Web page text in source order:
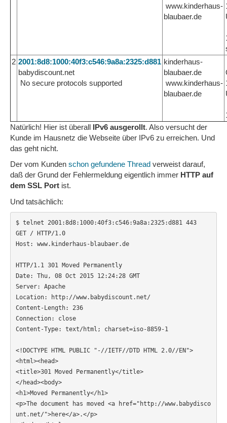
www.kinderhaus-
blaubaer.de
2 2001:8d8:1000:40f3:c546:9a8a:2325:d881
babydiscount.net
No secure protocols supported
kinderhaus-
blaubaer.de
www.kinderhaus-
blaubaer.de
Natürlich! Hier ist überall IPv6 ausgerollt. Also versucht der
Kunde im Hausnetz die Webseite über IPv6 zu erreichen. Und
das geht nicht.
Der vom Kunden schon gefundene Thread verweist darauf,
daß der Grund der Fehlermeldung eigentlich immer HTTP auf
dem SSL Port ist.
Und tatsächlich:
$ telnet 2001:8d8:1000:40f3:c546:9a8a:2325:d881 443
GET / HTTP/1.0
Host: www.kinderhaus-blaubaer.de
HTTP/1.1 301 Moved Permanently
Date: Thu, 08 Oct 2015 12:24:28 GMT
Server: Apache
Location: http://www.babydiscount.net/
Content-Length: 236
Connection: close
Content-Type: text/html; charset=iso-8859-1
<!DOCTYPE HTML PUBLIC "-//IETF//DTD HTML 2.0//EN">
<html><head>
<title>301 Moved Permanently</title>
</head><body>
<h1>Moved Permanently</h1>
<p>The document has moved <a href="http://www.babydisco
unt.net/">here</a>.</p>